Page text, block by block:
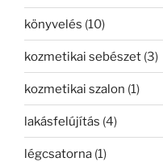
könyvelés (10)
kozmetikai sebészet (3)
kozmetikai szalon (1)
lakásfelújítás (4)
légcsatorna (1)